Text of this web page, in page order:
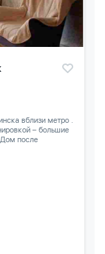
вблизи метро .
– большие
Дом после